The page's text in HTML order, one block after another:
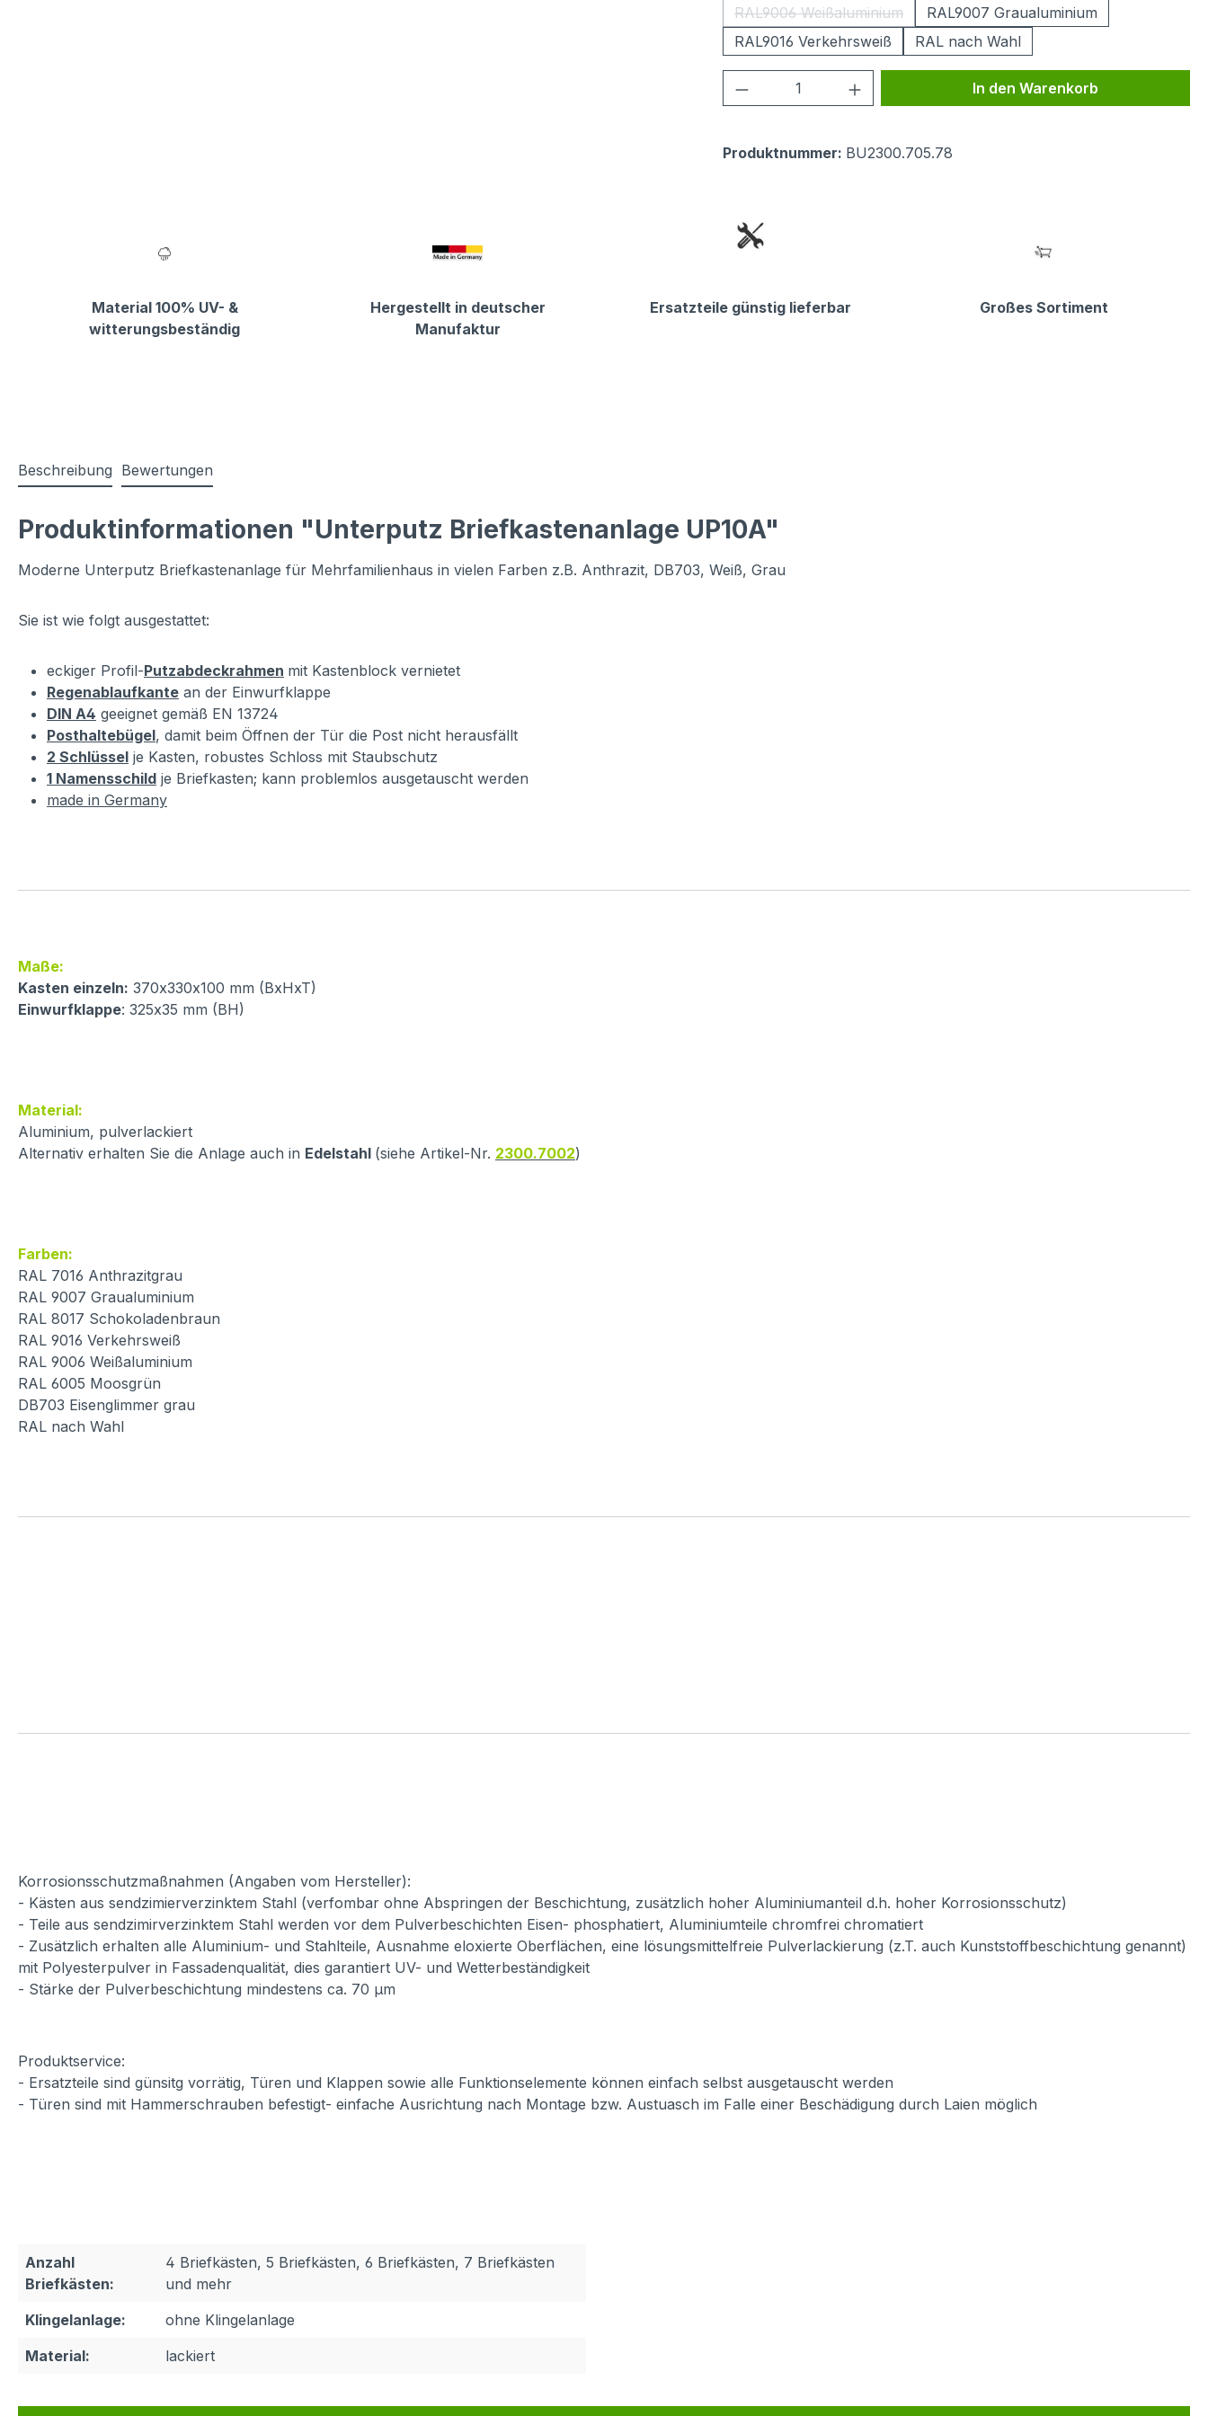
RAL9006 Weißaluminium
(Diese Option ist zurzeit nicht verfügbar.)
RAL9007 Graualuminium
RAL9016 Verkehrsweiß
RAL nach Wahl
Produkt Anzahl: Gib den gewünschten Wert
In den Warenkorb
Produktnummer: BU2300.705.78
Material 100% UV- &
witterungsbeständig
Hergestellt in deutscher
Manufaktur
Ersatzteile günstig lieferbar Großes Sortiment
Beschreibung Bewertungen
Produktinformationen "Unterputz Briefkastenanlage UP10A"
Moderne Unterputz Briefkastenanlage für Mehrfamilienhaus in vielen Farben z.B. Anthrazit, DB703, Weiß, Grau
Sie ist wie folgt ausgestattet:
eckiger Profil-Putzabdeckrahmen mit Kastenblock vernietet
Regenablaufkante an der Einwurfklappe
DIN A4 geeignet gemäß EN 13724
Posthaltebügel, damit beim Öffnen der Tür die Post nicht herausfällt
2 Schlüssel je Kasten, robustes Schloss mit Staubschutz
1 Namensschild je Briefkasten; kann problemlos ausgetauscht werden
made in Germany
Maße:
Kasten einzeln: 370x330x100 mm (BxHxT)
Einwurfklappe: 325x35 mm (BH)
Material:
Aluminium, pulverlackiert
Alternativ erhalten Sie die Anlage auch in Edelstahl (siehe Artikel-Nr. 2300.7002)
Farben:
RAL 7016 Anthrazitgrau
RAL 9007 Graualuminium
RAL 8017 Schokoladenbraun
RAL 9016 Verkehrsweiß
RAL 9006 Weißaluminium
RAL 6005 Moosgrün
DB703 Eisenglimmer grau
RAL nach Wahl
Korrosionsschutzmaßnahmen (Angaben vom Hersteller):
- Kästen aus sendzimierverzinktem Stahl (verfombar ohne Abspringen der Beschichtung, zusätzlich hoher Aluminiumanteil d.h. hoher Korrosionsschutz)
- Teile aus sendzimirverzinktem Stahl werden vor dem Pulverbeschichten Eisen- phosphatiert, Aluminiumteile chromfrei chromatiert
- Zusätzlich erhalten alle Aluminium- und Stahlteile, Ausnahme eloxierte Oberflächen, eine lösungsmittelfreie Pulverlackierung (z.T. auch Kunststoffbeschichtung genannt)
mit Polyesterpulver in Fassadenqualität, dies garantiert UV- und Wetterbeständigkeit
- Stärke der Pulverbeschichtung mindestens ca. 70 µm
Produktservice:
- Ersatzteile sind günsitg vorrätig, Türen und Klappen sowie alle Funktionselemente können einfach selbst ausgetauscht werden
- Türen sind mit Hammerschrauben befestigt- einfache Ausrichtung nach Montage bzw. Austuasch im Falle einer Beschädigung durch Laien möglich
Anzahl
Briefkästen:
4 Briefkästen, 5 Briefkästen, 6 Briefkästen, 7 Briefkästen
und mehr
Klingelanlage:
ohne Klingelanlage
Material:
lackiert